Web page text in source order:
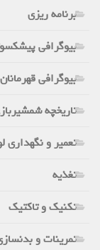
برنامه ریزی
بیوگرافی
بیوگرافی قهرمانان
تاریخچه شمشیربازی
تعمیر و نگهداری
تغذیه
تکنیک و تاکتیک
تمرینات و بدنسازی